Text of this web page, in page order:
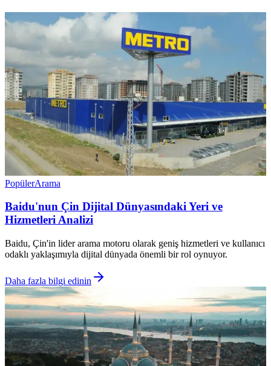
PopülerArama
Baidu'nun Çin Dijital Dünyasındaki Yeri ve
Hizmetleri Analizi
Baidu, Çin'in lider arama motoru olarak geniş hizmetleri ve kullanıcı
odaklı yaklaşımıyla dijital dünyada önemli bir rol oynuyor.
Daha fazla bilgi edinin